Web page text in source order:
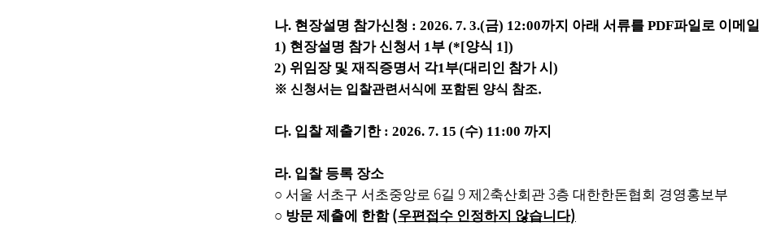
나. 현장설명 참가신청 : 2026. 7. 3.(금) 12:00까지 아래 서류를 PDF파일로 이메일
1) 현장설명 참가 신청서 1부 (*[양식 1])
2) 위임장 및 재직증명서 각1부(대리인 참가 시 )
※ 신청서는 입찰관련서식에 포함된 양식 참조.
다. 입찰 제출기한 : 2026. 7. 15 (수) 11:00 까지
라. 입찰 등록 장소
○ 서울 서초구 서초중앙로 6길 9 제2축산회관 3층 대한한돈협회 경영홍보부
○ 방문 제출에 한함 (우편접수 인정하지 않습니다)